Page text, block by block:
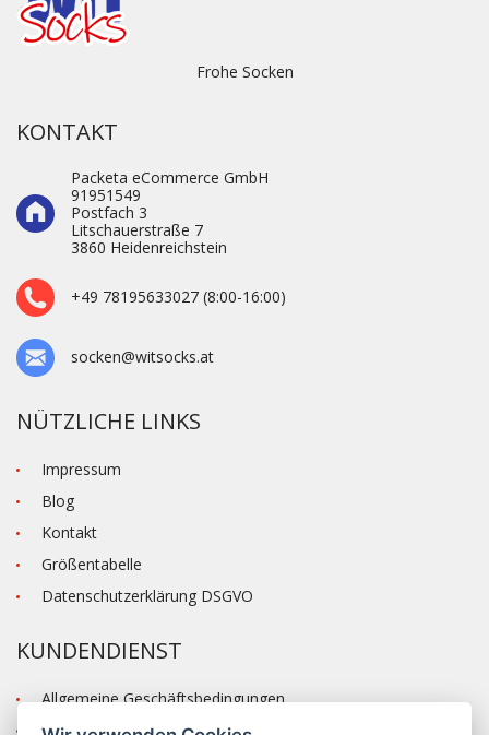
Frohe Socken
KONTAKT
Packeta eCommerce GmbH
91951549
Postfach 3
Litschauerstraße 7
3860 Heidenre­ichstein
+49 78195633027 (8:00-16:00)
socken@witsocks.at
NÜTZLICHE LINKS
Impressum
Blog
Kontakt
Größentabelle
Datenschutzerklärung DSGVO
KUNDENDIENST
Allgemeine Geschäftsbedingungen
Versand und Zahlung